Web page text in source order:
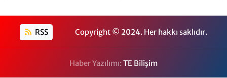
RSS Copyright © 2024. Her hakkı saklıdır.
Haber Yazılımı:TE Bilişim